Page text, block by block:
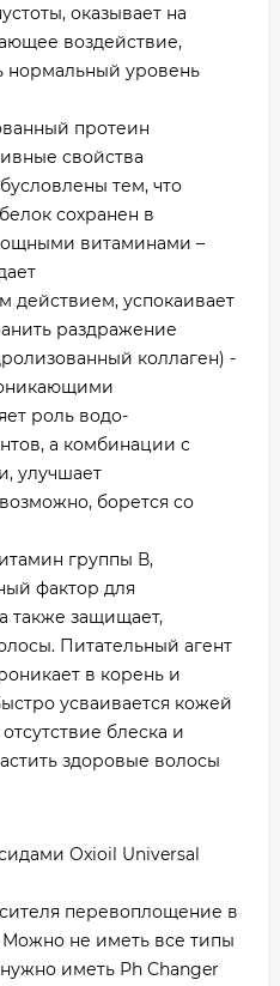
оказывает на
воздействие,
нормальный уровень
протеин
свойства
тем, что
сохранен в
витаминами –
действием, успокаивает
раздражение
коллаген) -
роль водо-
а комбинации с
улучшает
борется со
группы В,
фактор для
также защищает,
Питательный агент
в корень и
усваивается кожей
блеска и
здоровые волосы
Oxioil Universal
перевоплощение в
не иметь все типы
иметь Рh Changer